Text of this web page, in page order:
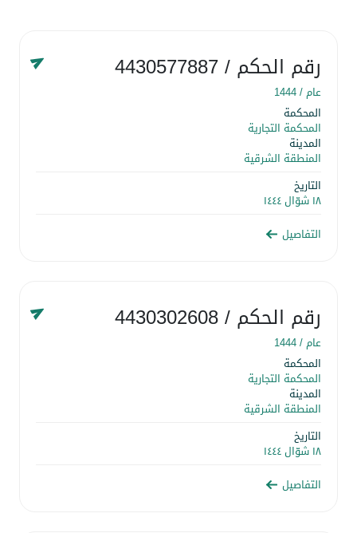
رقم الحكم/ 4430577887
عام /1444
المحكمة
المحكمة التجارية
المدينة
المنطقة الشرقية
التاريخ
١٨ شوّال ١٤٤٤
التفاصيل
رقم الحكم/ 4430302608
عام /1444
المحكمة
المحكمة التجارية
المدينة
المنطقة الشرقية
التاريخ
١٨ شوّال ١٤٤٤
التفاصيل